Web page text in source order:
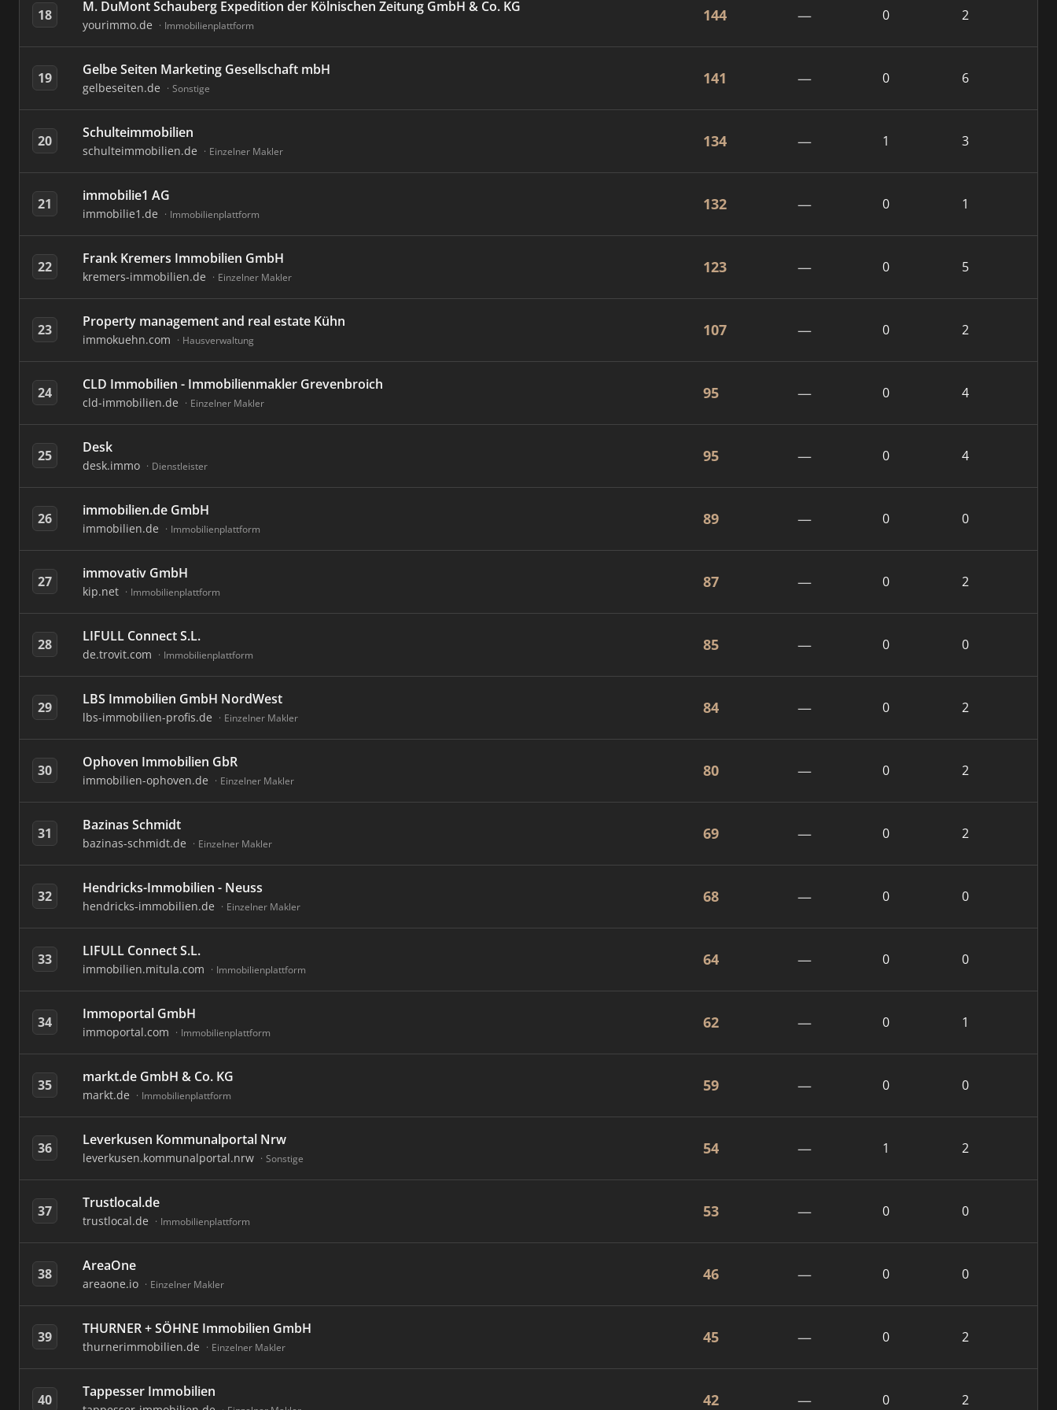
18 M. DuMont Schauberg Expedition der Kölnischen Zeitung GmbH & Co. KG
yourimmo.de Immobilienplattform
144 — 0 2
19 Gelbe Seiten Marketing Gesellschaft mbH
gelbeseiten.de Sonstige
141 — 0 6
20 Schulteimmobilien
schulteimmobilien.de Einzelner Makler
134 — 1 3
21 immobilie1 AG
immobilie1.de Immobilienplattform
132 — 0 1
22 Frank Kremers Immobilien GmbH
kremers-immobilien.de Einzelner Makler
123 — 0 5
23 Property management and real estate Kühn
immokuehn.com Hausverwaltung
107 — 0 2
24 CLD Immobilien - Immobilienmakler Grevenbroich
cld-immobilien.de Einzelner Makler
95 — 0 4
25 Desk
desk.immo Dienstleister
95 — 0 4
26 immobilien.de GmbH
immobilien.de Immobilienplattform
89 — 0 0
27 immovativ GmbH
kip.net Immobilienplattform
87 — 0 2
28 LIFULL Connect S.L.
de.trovit.com Immobilienplattform
85 — 0 0
29 LBS Immobilien GmbH NordWest
lbs-immobilien-profis.de Einzelner Makler
84 — 0 2
30 Ophoven Immobilien GbR
immobilien-ophoven.de Einzelner Makler
80 — 0 2
31 Bazinas Schmidt
bazinas-schmidt.de Einzelner Makler
69 — 0 2
32 Hendricks-Immobilien - Neuss
hendricks-immobilien.de Einzelner Makler
68 — 0 0
33 LIFULL Connect S.L.
immobilien.mitula.com Immobilienplattform
64 — 0 0
34 Immoportal GmbH
immoportal.com Immobilienplattform
62 — 0 1
35 markt.de GmbH & Co. KG
markt.de Immobilienplattform
59 — 0 0
36 Leverkusen Kommunalportal Nrw
leverkusen.kommunalportal.nrw Sonstige
54 — 1 2
37 Trustlocal.de
trustlocal.de Immobilienplattform
53 — 0 0
38 AreaOne
areaone.io Einzelner Makler
46 — 0 0
39 THURNER + SÖHNE Immobilien GmbH
thurnerimmobilien.de Einzelner Makler
45 — 0 2
40 Tappesser Immobilien 42 — 0 2